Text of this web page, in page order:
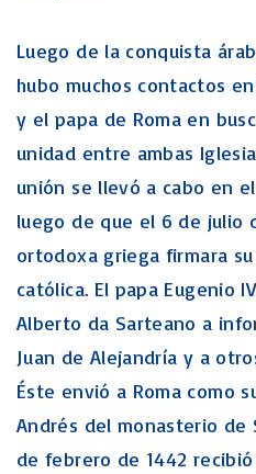
Luego de la conquista
hubo muchos contactos
y el papa de Roma en
unidad entre ambas
unión se llevó a cabo en
luego de que el 6 de julio
ortodoxa griega firmara
católica. El papa Eugenio
Alberto da Sarteano a
Juan de Alejandría y a
Éste envió a Roma como
Andrés del monasterio de
de febrero de 1442